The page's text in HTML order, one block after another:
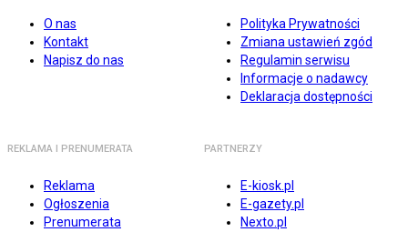
O nas
Kontakt
Napisz do nas
Polityka Prywatności
Zmiana ustawień zgód
Regulamin serwisu
Informacje o nadawcy
Deklaracja dostępności
REKLAMA I PRENUMERATA
Reklama
Ogłoszenia
Prenumerata
PARTNERZY
E-kiosk.pl
E-gazety.pl
Nexto.pl